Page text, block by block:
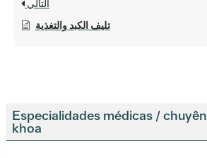
التخصصات / Especialidades médicas / chuyên
khoa
التالي
تليف الكبد والتغذية